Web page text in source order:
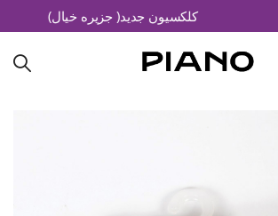
کلکسیون جدید( جزیره خیال)